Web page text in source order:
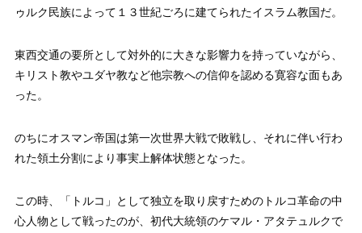
ゥルク民族によって１３世紀ごろに建てられたイスラム教国だ。
東西交通の要所として対外的に大きな影響力を持っていながら、
キリスト教やユダヤ教など他宗教への信仰を認める寛容な面もあ
った。
のちにオスマン帝国は第一次世界大戦で敗戦し、それに伴い行わ
れた領土分割により事実上解体状態となった。
この時、「トルコ」として独立を取り戻すためのトルコ革命の中
心人物として戦ったのが、初代大統領のケマル・アタテュルクで